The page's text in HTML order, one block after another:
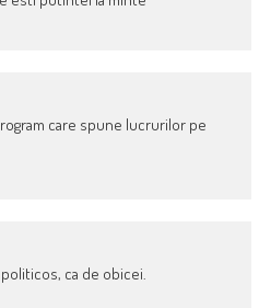
care spune lucrurilor pe
politicos, ca de obicei.